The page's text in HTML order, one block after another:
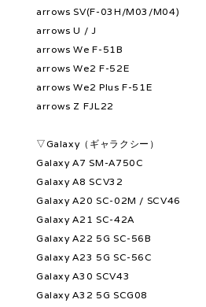
arrows SV(F-03H/M03/M04)
arrows U / J
arrows We F-51B
arrows We2 F-52E
arrows We2 Plus F-51E
arrows Z FJL22
▽Galaxy（ギャラクシー）
Galaxy A7 SM-A750C
Galaxy A8 SCV32
Galaxy A20 SC-02M / SCV46
Galaxy A21 SC-42A
Galaxy A22 5G SC-56B
Galaxy A23 5G SC-56C
Galaxy A30 SCV43
Galaxy A32 5G SCG08